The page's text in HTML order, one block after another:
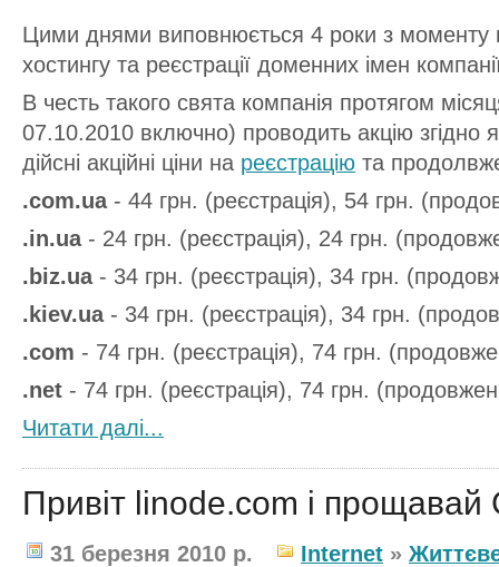
Цими днями виповнюється 4 роки з моменту
хостингу та реєстрації доменних імен
В честь такого свята компанія протягом
07.10.2010 включно) проводить акцію згідно
дійсні акційні ціни на реєстрацію та
.com.ua- 44 грн. (реєстрація), 54 грн.
.in.ua- 24 грн. (реєстрація), 24 грн.
.biz.ua- 34 грн. (реєстрація), 34 грн.
.kiev.ua- 34 грн. (реєстрація), 34 грн.
.com - 74 грн. (реєстрація), 74 грн.
.net - 74 грн. (реєстрація), 74 грн.
Читати далi...
Привіт linode.com і прощавай
31 березня 2010 р. Internet »